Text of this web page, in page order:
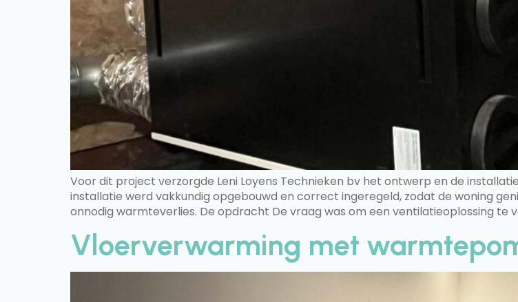
Voor dit project verzorgde Leni Loyens Technieken bv het ontwerp en de
installatie werd vakkundig opgebouwd en correct ingeregeld, zodat de woning
onnodig warmteverlies. De opdracht De vraag was om een ventilatieoplossing te
Vloerverwarming met